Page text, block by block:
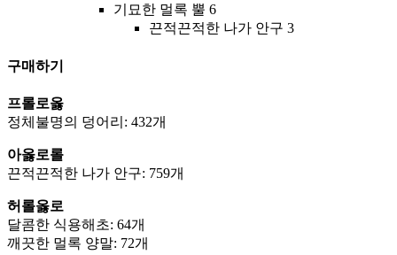
기묘한 멀록 뿔 6
끈적끈적한 나가 안구 3
구매하기
프롤로옳
정체불명의 덩어리: 432개
아옳로롤
끈적끈적한 나가 안구: 759개
허롤옳로
달콤한 식용해초: 64개
깨끗한 멀록 양말: 72개